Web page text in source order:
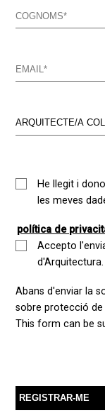
He llegit i
les meves
política de
Accepto
d'Arquitectura.
Abans d'enviar la
sobre protecció de
This form can be